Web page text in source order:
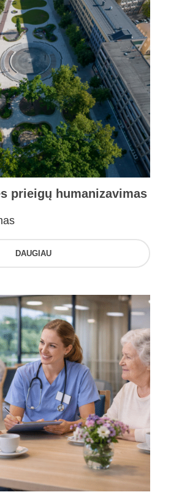
prieigų humanizavimas
DAUGIAU